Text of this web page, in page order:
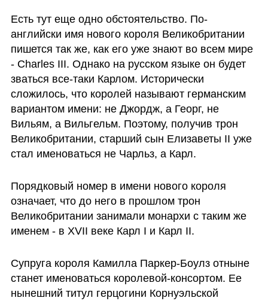
Есть тут еще одно обстоятельство. По-
английски имя нового короля Великобритании
пишется так же, как его уже знают во всем мире
- Charles III. Однако на русском языке он будет
зваться все-таки Карлом. Исторически
сложилось, что королей называют германским
вариантом имени: не Джордж, а Георг, не
Вильям, а Вильгельм. Поэтому, получив трон
Великобритании, старший сын Елизаветы II уже
стал именоваться не Чарльз, а Карл.
Порядковый номер в имени нового короля
означает, что до него в прошлом трон
Великобритании занимали монархи с таким же
именем - в XVII веке Карл I и Карл II.
Супруга короля Камилла Паркер-Боулз отныне
станет именоваться королевой-консортом. Ее
нынешний титул герцогини Корнуэльской